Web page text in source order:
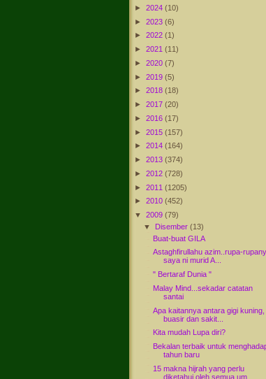
► 2024 (10)
► 2023 (6)
► 2022 (1)
► 2021 (11)
► 2020 (7)
► 2019 (5)
► 2018 (18)
► 2017 (20)
► 2016 (17)
► 2015 (157)
► 2014 (164)
► 2013 (374)
► 2012 (728)
► 2011 (1205)
► 2010 (452)
▼
2009 (79)
▼
Disember(13)
Buat-buat GILA
Astaghfirullahu azim..rupa-
saya ni murid A...
" Bertaraf Dunia "
Malay Mind...sekadar catatan
santai
Apa kaitannya antara gigi kuning,
buasir dan sakit...
Kita mudah Lupa diri?
Bekalan terbaik untuk
tahun baru
15 makna hijrah yang perlu
diketahui oleh semua um...